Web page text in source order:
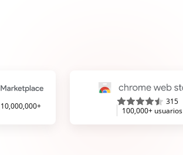
10,000,000+
315
100,000+ usuarios